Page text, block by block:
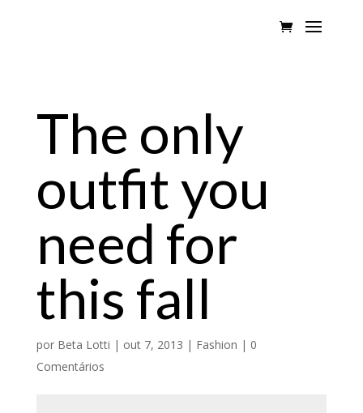
The only
outfit you
need for
this fall
por Beta Lotti | out 7, 2013 | Fashion | 0
Comentários